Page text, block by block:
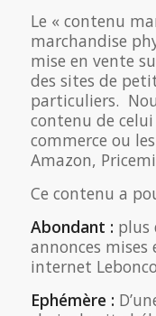
Le « contenu
marchandise
mise en vente
des sites de
particuliers.
contenu de
commerce ou
Amazon,
Ce contenu a
Abondant : plus
annonces mises
internet
Ephémère :